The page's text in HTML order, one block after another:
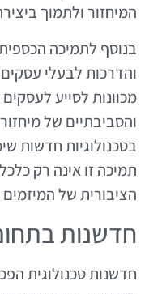
המיחזור ולתמוך
בנוסף לתמיכה
והדרכות לבעלי
מכוונות לסייע
והסביבתיים של
בטכנולוגיות חדשות
תמיכה זו אינה רק
הציבורית של
חדשנות
חדשנות טכנולוגית